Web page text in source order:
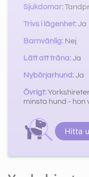
Sjukdomar:
Trivs i lägenhet:Ja
Barnvänlig: Nej
Lätt att träna:Ja
Nybörjarhund:Ja
Övrigt:
minsta hund - hon
Hitta